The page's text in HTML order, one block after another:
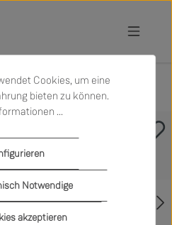
Cookies, um eine
bieten zu können.
...
Notwendige
akzeptieren